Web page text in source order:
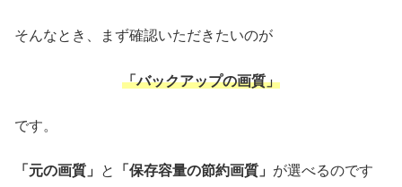
そんなとき、まず確認いただきたいのが
「バックアップの画質」
です。
「元の画質」 と 「保存容量の節約画質」 が選べるのです